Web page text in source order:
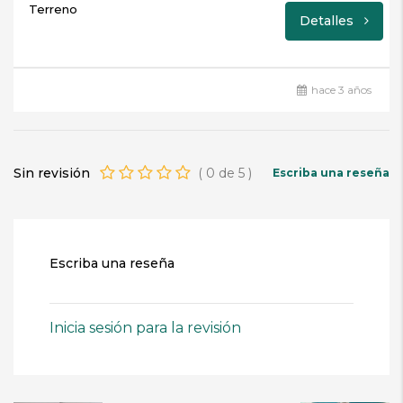
Terreno
Detalles
hace 3 años
Sin revisión ( 0 de 5 ) Escriba una reseña
Escriba una reseña
Inicia sesión para la revisión